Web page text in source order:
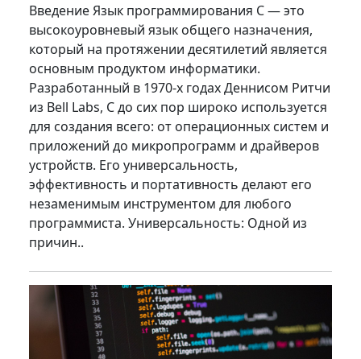
Введение Язык программирования C — это
высокоуровневый язык общего назначения,
который на протяжении десятилетий является
основным продуктом информатики.
Разработанный в 1970-х годах Деннисом Ритчи
из Bell Labs, C до сих пор широко используется
для создания всего: от операционных систем и
приложений до микропрограмм и драйверов
устройств. Его универсальность,
эффективность и портативность делают его
незаменимым инструментом для любого
программиста. Универсальность: Одной из
причин..